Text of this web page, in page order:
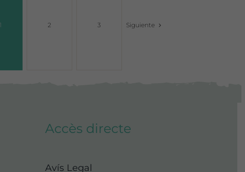
1 2 3 Siguiente
Accès directe
Avís Legal